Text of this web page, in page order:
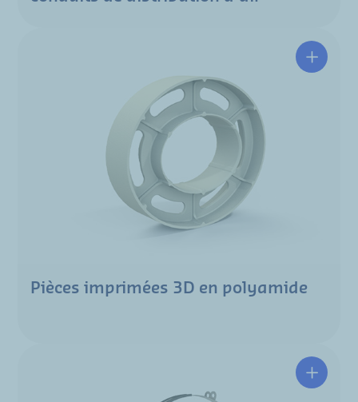
Pièces imprimées 3D en polyamide